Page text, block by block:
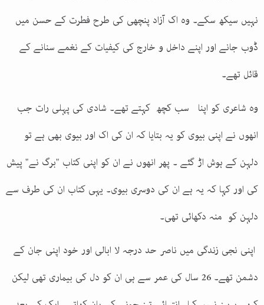
نہیں سیکھ سکے۔ وہ اک آزاد پنچھی کی طرح فطرت کے حسن میں
ڈوب جانے اور اپنے داخل و خارج کی کیفیات کے نغمے سنانے کے
قائل تھے۔
وہ شاعری کو اپنا سب کچھ کہتے تھے۔ شادی کی پہلی رات جب
انھوں نے اپنی بیوی کو یہ بتایا کہ ان کی اک اور بیوی بھی ہے تو
دلہن کے ہوش اڑ گئے ۔ پھر انھوں نے ان کو اپنی کتاب "برگ نے" پیش
کی اور کہا کہ یہ ہے ان کی دوسری بیوی۔ یہی کتاب ان کی طرف سے
دلہن کو منہ دکھائی تھی۔
اپنی نجی زندگی میں ناصر حد درجہ لا ابالی اور خود اپنی جان کے
دشمن تھے۔ 26 سال کی عمر سے ہی ان کو دل کی بیماری تھی لیکن